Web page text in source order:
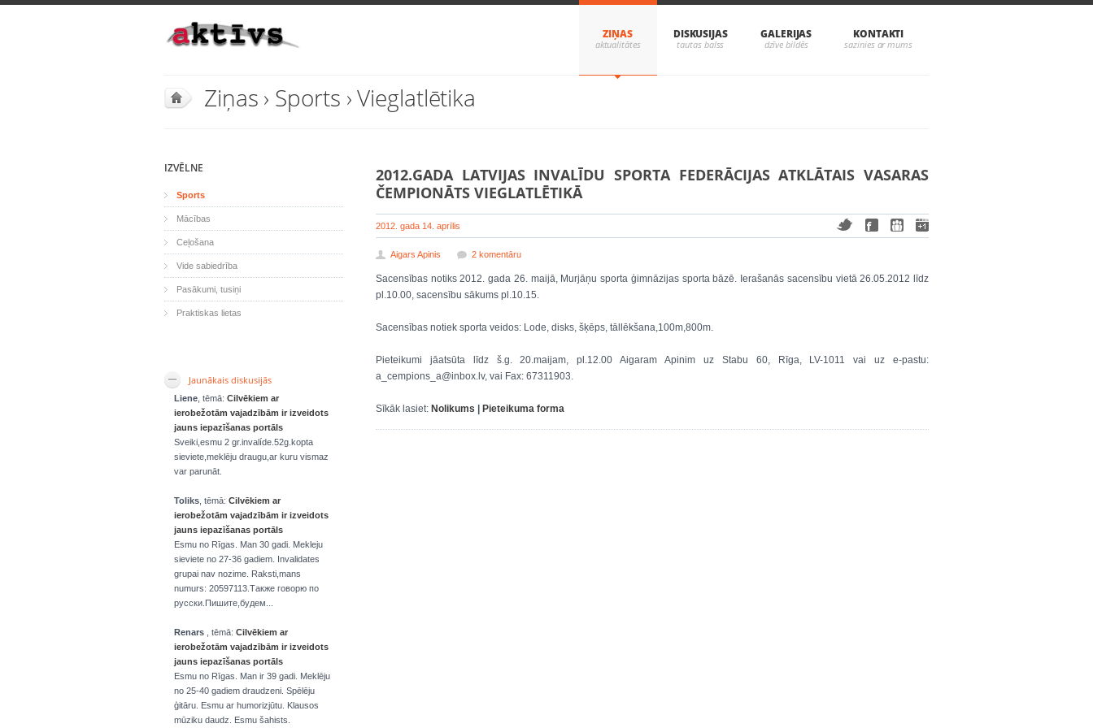
ZIŅAS DISKUSIJAS GALERIJAS KONTAKTI
Ziņas › Sports ›Vieglatlētika
2012.GADA LATVIJAS INVALĪDU SPORTA FEDERĀCIJAS ATKLĀTAIS VASARAS
ČEMPIONĀTS VIEGLATLĒTIKĀ
2012. gada 14. aprīlis
Aigars Apinis 2 komentāru
Sacensības notiks 2012. gada 26. maijā, Murjāņu sporta ģimnāzijas sporta bāzē. Ierašanās sacensību vietā 26.05.2012 līdz
pl.10.00, sacensību sākums pl.10.15.
Sacensības notiek sporta veidos: Lode, disks, šķēps, tāllēkšana,100m,800m.
Pieteikumi jāatsūta līdz š.g. 20.maijam, pl.12.00 Aigaram Apinim uz Stabu 60, Rīga, LV-1011 vai uz e-pastu:
a_cempions_a@inbox.lv, vai Fax: 67311903.
Sīkāk lasiet: Nolikums Pieteikuma forma
IZVĒLNE
Sports
Mācības
Ceļošana
Vide sabiedrība
Pasākumi, tusiņi
Praktiskas lietas
Jaunākais diskusijās
Liene , tēmā: Cilvēkiem ar
ierobežotām vajadzībām ir izveidots
jauns iepazīšanas portāls
Sveiki,esmu 2 gr.invalíde.52g.kopta
sieviete,meklēju draugu,ar kuru vismaz
var parunāt.
Toliks , tēmā: Cilvēkiem ar
ierobežotām vajadzībām ir izveidots
jauns iepazīšanas portāls
Esmu no Rīgas. Man 30 gadi. Mekleju
sieviete no 27-36 gadiem. Invalidates
grupai nav nozime. Raksti,mans
numurs: 20597113.Также говорю по
русски.Пишите,будем...
Renars , tēmā: Cilvēkiem ar
ierobežotām vajadzībām ir izveidots
jauns iepazīšanas portāls
Esmu no Rīgas. Man ir 39 gadi. Meklēju
no 25-40 gadiem draudzeni. Spēlēju
ģitāru. Esmu ar humorizjūtu. Klausos
mūziku daudz. Esmu šahists.